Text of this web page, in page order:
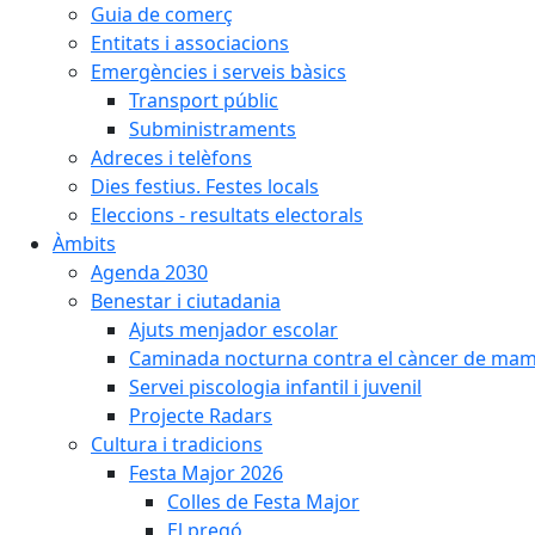
Guia de comerç
Entitats i associacions
Emergències i serveis bàsics
Transport públic
Subministraments
Adreces i telèfons
Dies festius. Festes locals
Eleccions - resultats electorals
Àmbits
Agenda 2030
Benestar i ciutadania
Ajuts menjador escolar
Caminada nocturna contra el càncer de
Servei piscologia infantil i juvenil
Projecte Radars
Cultura i tradicions
Festa Major 2026
Colles de Festa Major